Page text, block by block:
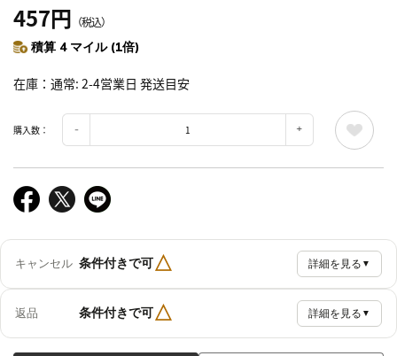
457円 （税込）
積算 4 マイル (1倍)
在庫 通常: 2-4営業日 発送目安
購入数：
キャンセル 条件付きで可△ 詳細を見る ▼
返品 条件付きで可△ 詳細を見る ▼